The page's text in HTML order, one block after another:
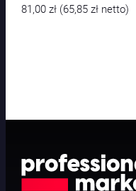
81,00zł (65,85zł netto)